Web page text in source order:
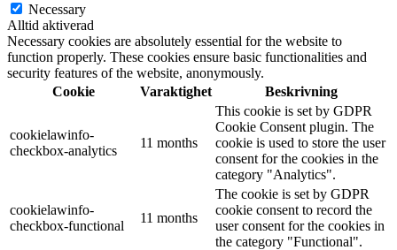
Necessary
Alltid aktiverad
Necessary cookies are absolutely essential for the website to
function properly. These cookies ensure basic functionalities and
security features of the website, anonymously.
Cookie
Varaktighet Beskrivning
cookielawinfo-
checkbox-analytics
11 months
This cookie is set by GDPR
Cookie Consent plugin. The
cookie is used to store the user
consent for the cookies in the
category "Analytics".
cookielawinfo-
checkbox-functional
11 months
The cookie is set by GDPR
cookie consent to record the
user consent for the cookies in
the category "Functional".